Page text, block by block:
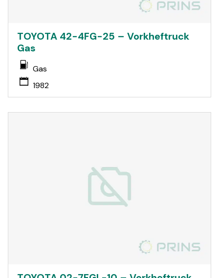
TOYOTA 42-4FG-25 – Vorkheftruck
Gas
Gas
1982